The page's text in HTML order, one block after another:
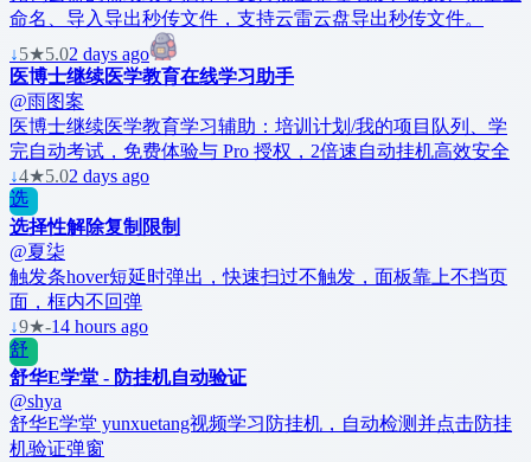
命名、导入导出秒传文件，支持云雷云盘导出秒传文件。
↓5★5.02 days ago
医博士继续医学教育在线学习助手
@雨图案
医博士继续医学教育学习辅助：培训计划/我的项目队列、学
完自动考试，免费体验与 Pro 授权，2倍速自动挂机高效安全
↓4★5.02 days ago
选
选择性解除复制限制
@夏柒
触发条hover短延时弹出，快速扫过不触发，面板靠上不挡页
面，框内不回弹
↓9★-14 hours ago
舒
舒华E学堂 - 防挂机自动验证
@shya
舒华E学堂 yunxuetang视频学习防挂机，自动检测并点击防挂
机验证弹窗